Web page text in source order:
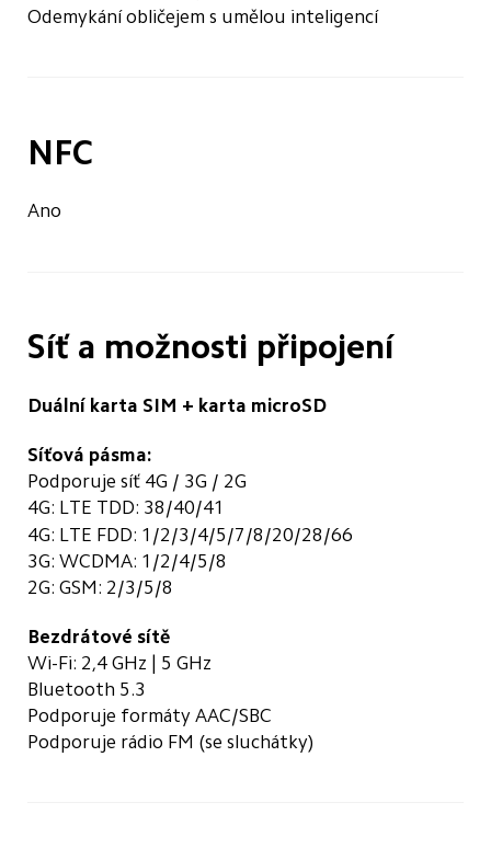
Odemykání obličejem s umělou inteligencí
NFC
Ano
Síť a možnosti připojení
Duální karta SIM + karta microSD
Síťová pásma:
Podporuje síť 4G / 3G / 2G
4G: LTE TDD: 38/40/41
4G: LTE FDD: 1/2/3/4/5/7/8/20/28/66
3G: WCDMA: 1/2/4/5/8
2G: GSM: 2/3/5/8
Bezdrátové sítě
Wi-Fi: 2,4 GHz | 5 GHz
Bluetooth 5.3
Podporuje formáty AAC/SBC
Podporuje rádio FM (se sluchátky)